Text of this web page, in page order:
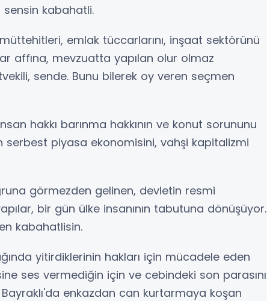
kabahatli.
emlak tüccarlarını, inşaat sektörünü
affına, mevzuatta yapılan olur olmaz
sende. Bunu bilerek oy veren seçmen
hakkı barınma hakkının ve konut sorununu
serbest piyasa ekonomisini, vahşi kapitalizmi
görmezden gelinen, devletin resmi
bir gün ülke insanının tabutuna dönüşüyor.
kabahatlisin.
yitirdiklerinin hakları için mücadele eden
ses vermediğin için ve cebindeki son parasını
enkazdan can kurtarmaya koşan